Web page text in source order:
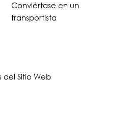
Conviértase en un
transportista
del Sitio Web